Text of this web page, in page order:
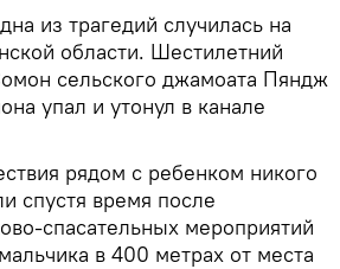
из трагедий случилась на
области. Шестилетний
сельского джамоата Пяндж
упал и утонул в канале
рядом с ребенком никого
спустя время после
спасательных мероприятий
в 400 метрах от места